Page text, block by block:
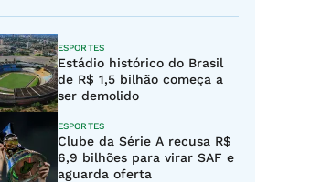
ESPORTES
Estádio histórico do Brasil
de R$ 1,5 bilhão começa a
ser demolido
ESPORTES
Clube da Série A recusa R$
6,9 bilhões para virar SAF e
aguarda oferta